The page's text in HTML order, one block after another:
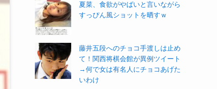
夏菜、食欲がやばいと言いながら
すっぴん風ショットを晒すｗ
藤井五段へのチョコ手渡しは止め
て！関西将棋会館が異例ツイート
→何で女は有名人にチョコあげた
いわけ